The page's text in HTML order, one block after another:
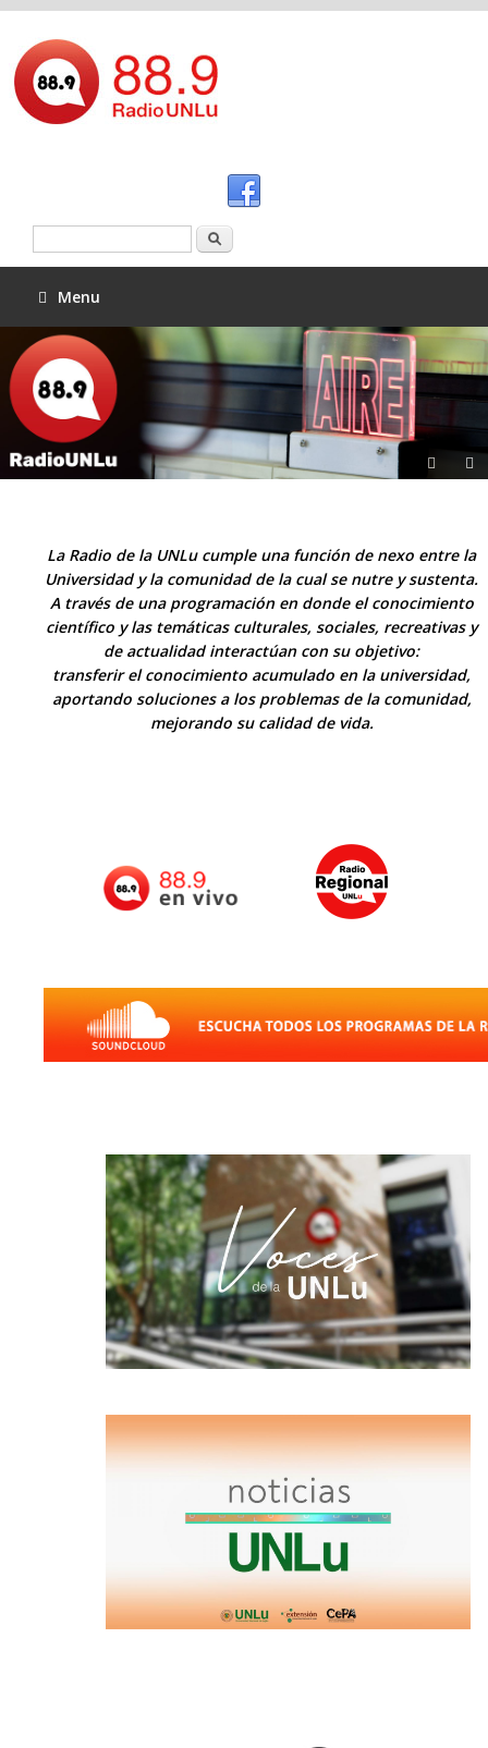
Menu
La Radio de la UNLu cumple una función de nexo entre la
Universidad y la comunidad de la cual se nutre y sustenta.
A través de una programación en donde el conocimiento
científico y las temáticas culturales, sociales, recreativas y
de actualidad interactúan con su objetivo:
transferir el conocimiento acumulado en la universidad,
aportando soluciones a los problemas de la comunidad,
mejorando su calidad de vida.